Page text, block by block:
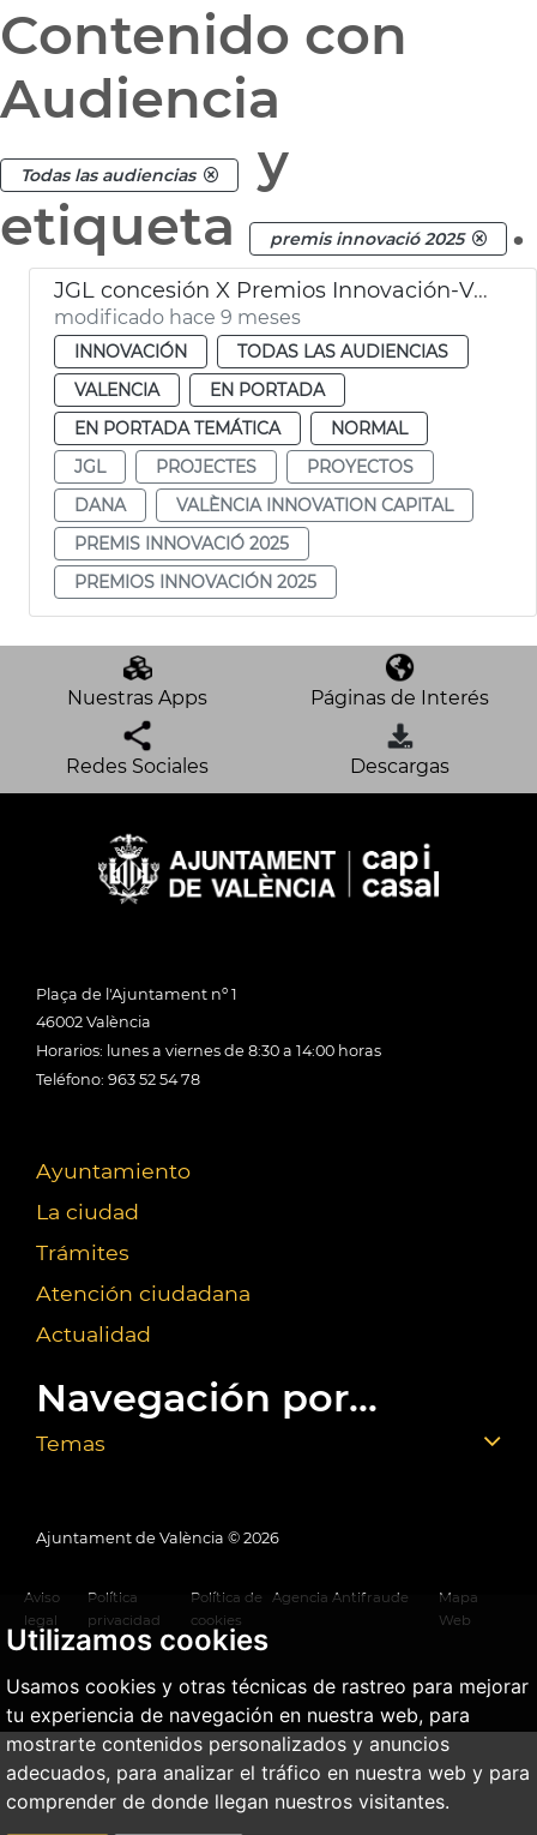
Utilizamos cookies
Usamos cookies y otras técnicas de rastreo para mejorar
tu experiencia de navegación en nuestra web, para
mostrarte contenidos personalizados y anuncios
adecuados, para analizar el tráfico en nuestra web y para
comprender de donde llegan nuestros visitantes.
Contenido con
Audiencia
Todas las audiencias
y
etiqueta
premis innovació 2025 .
JGL concesión X Premios Innovación-Valencia Innovation Capital
modificado hace 9 meses
INNOVACIÓN
TODAS LAS AUDIENCIAS
VALENCIA
EN PORTADA
EN PORTADA TEMÁTICA
NORMAL
JGL
PROJECTES
PROYECTOS
DANA
VALÈNCIA INNOVATION CAPITAL
PREMIS INNOVACIÓ 2025
PREMIOS INNOVACIÓN 2025
Nuestras Apps Páginas de Interés
Redes Sociales Descargas
Plaça de l'Ajuntament nº 1
46002 València
Horarios: lunes a viernes de 8:30 a 14:00 horas
Teléfono: 963 52 54 78
Ayuntamiento
La ciudad
Trámites
Atención ciudadana
Actualidad
Navegación por...
Temas
Ajuntament de València © 2026
Aviso
legal
Política
privacidad
Política de
cookies
Agencia Antifraude
Mapa
Web